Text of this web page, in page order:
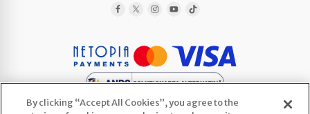
By clicking “Accept All Cookies”, you agree to the